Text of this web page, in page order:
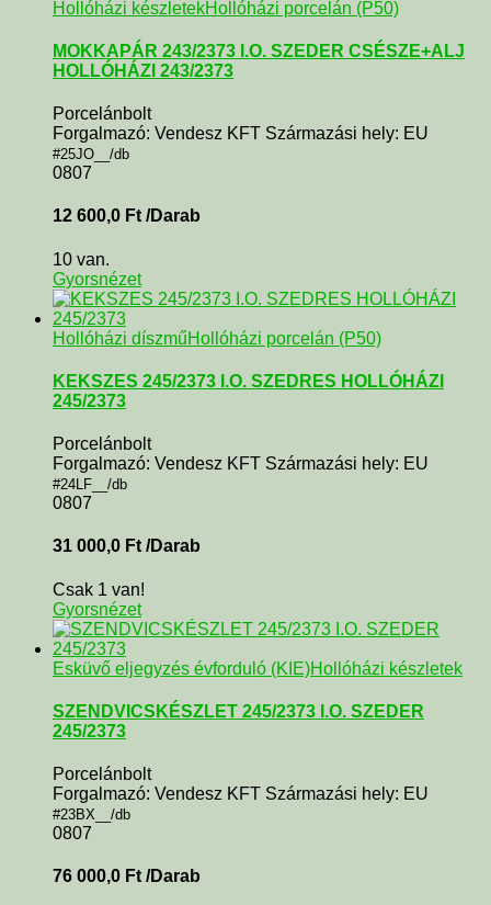
Hollóházi készletekHollóházi porcelán (P50)
MOKKAPÁR 243/2373 I.O. SZEDER CSÉSZE+ALJ
HOLLÓHÁZI 243/2373
Porcelánbolt
Forgalmazó: Vendesz KFT Származási hely: EU
#25JO__/db
0807
12 600,0 Ft /Darab
10 van.
Gyorsnézet
Hollóházi díszműHollóházi porcelán (P50)
KEKSZES 245/2373 I.O. SZEDRES HOLLÓHÁZI
245/2373
Porcelánbolt
Forgalmazó: Vendesz KFT Származási hely: EU
#24LF__/db
0807
31 000,0 Ft /Darab
Csak 1 van!
Gyorsnézet
Esküvő eljegyzés évforduló (KIE)Hollóházi készletek
SZENDVICSKÉSZLET 245/2373 I.O. SZEDER
245/2373
Porcelánbolt
Forgalmazó: Vendesz KFT Származási hely: EU
#23BX__/db
0807
76 000,0 Ft /Darab